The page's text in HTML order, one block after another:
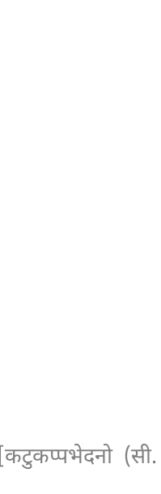
[कटुकप्पभेदनो (सी.